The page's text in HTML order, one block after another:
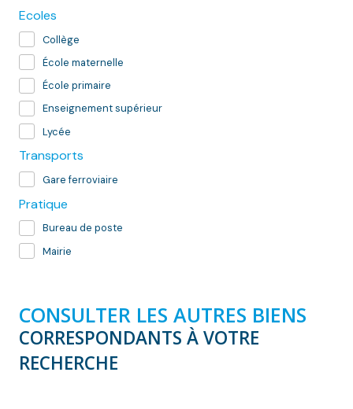
Ecoles
Collège
École maternelle
École primaire
Enseignement supérieur
Lycée
Transports
Gare ferroviaire
Pratique
Bureau de poste
Mairie
CONSULTER LES AUTRES BIENS
CORRESPONDANTS À VOTRE
RECHERCHE